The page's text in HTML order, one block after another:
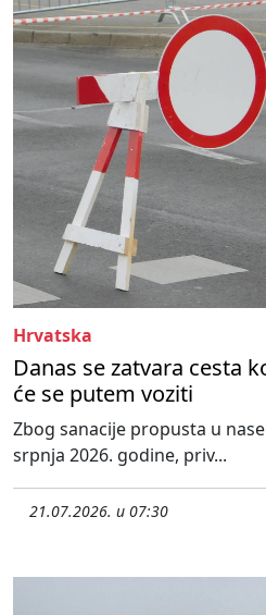
Hrvatska
Danas se zatvara cesta
će se putem voziti
Zbog sanacije propusta u
srpnja 2026. godine, priv...
21.07.2026. u 07:30